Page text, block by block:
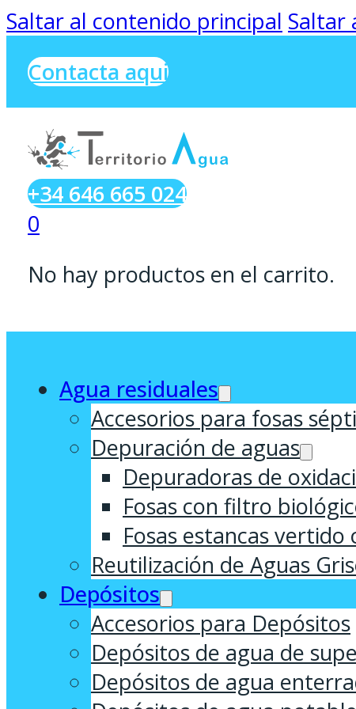
Saltar al contenido principal Saltar
Contacta aqui
+34 646 665 024
0
No hay productos en el carrito.
Agua residuales
Accesorios para fosas
Depuración de aguas
Depuradoras de
Fosas con filtro
Fosas estancas vertido
Reutilización de Aguas
Depósitos
Accesorios para Depósitos
Depósitos de agua de
Depósitos de agua